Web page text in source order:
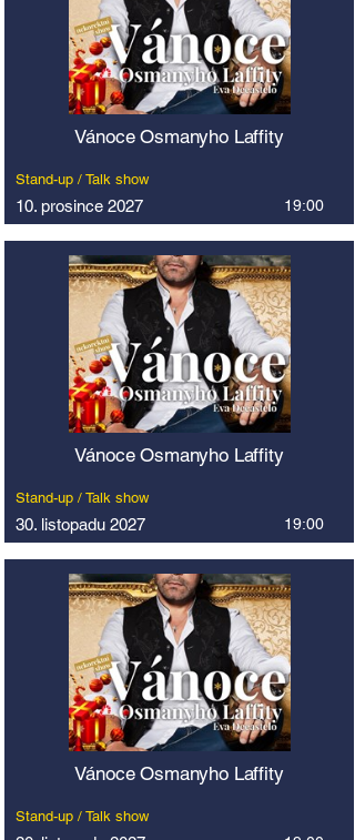
Vánoce Osmanyho Laffity
Stand-up / Talk show
10. prosince 2027 19:00
Vánoce Osmanyho Laffity
Stand-up / Talk show
30. listopadu 2027 19:00
Vánoce Osmanyho Laffity
Stand-up / Talk show